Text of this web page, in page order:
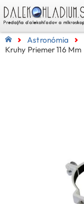
Astronómia
Kruhy Priemer 116 Mm